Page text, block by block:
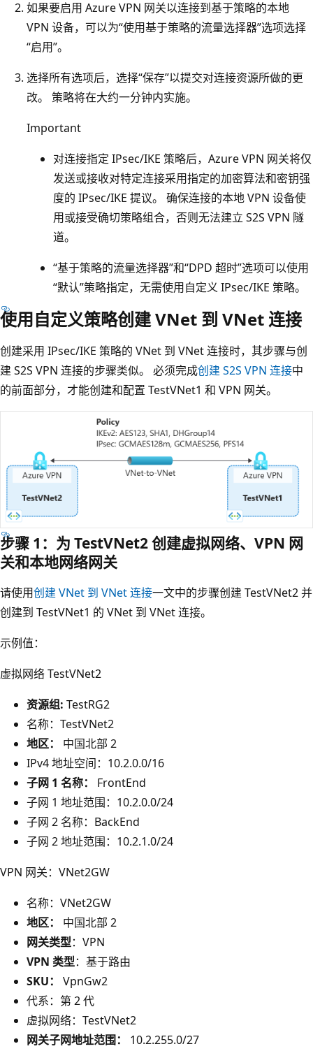
如果要启用 Azure VPN 网关以连接到基于策略的本地
VPN 设备，可以为“使用基于策略的流量选择器”选项选择
“启用”。
选择所有选项后，选择“保存”以提交对连接资源所做的更
改。 策略将在大约一分钟内实施。
Important
对连接指定 IPsec/IKE 策略后，Azure VPN 网关将仅
发送或接收对特定连接采用指定的加密算法和密钥强
度的 IPsec/IKE 提议。 确保连接的本地 VPN 设备使
用或接受确切策略组合，否则无法建立 S2S VPN 隧
道。
“基于策略的流量选择器”和“DPD 超时”选项可以使用
“默认”策略指定，无需使用自定义 IPsec/IKE 策略。
使用自定义策略创建 VNet 到 VNet 连接
创建采用 IPsec/IKE 策略的 VNet 到 VNet 连接时，其步骤与创
建 S2S VPN 连接的步骤类似。 必须完成创建 S2S VPN 连接中
的前面部分，才能创建和配置 TestVNet1 和 VPN 网关。
步骤 1：为 TestVNet2 创建虚拟网络、VPN 网
关和本地网络网关
请使用创建 VNet 到 VNet 连接一文中的步骤创建 TestVNet2 并
创建到 TestVNet1 的 VNet 到 VNet 连接。
示例值：
虚拟网络 TestVNet2
资源组: TestRG2
名称：TestVNet2
地区：
中国北部 2
IPv4 地址空间：10.2.0.0/16
子网 1 名称：
FrontEnd
子网 1 地址范围：10.2.0.0/24
子网 2 名称：BackEnd
子网 2 地址范围：10.2.1.0/24
VPN 网关：VNet2GW
名称：VNet2GW
地区：
中国北部 2
网关类型：VPN
VPN 类型：基于路由
SKU：
VpnGw2
代系：第 2 代
虚拟网络：TestVNet2
网关子网地址范围：
10.2.255.0/27